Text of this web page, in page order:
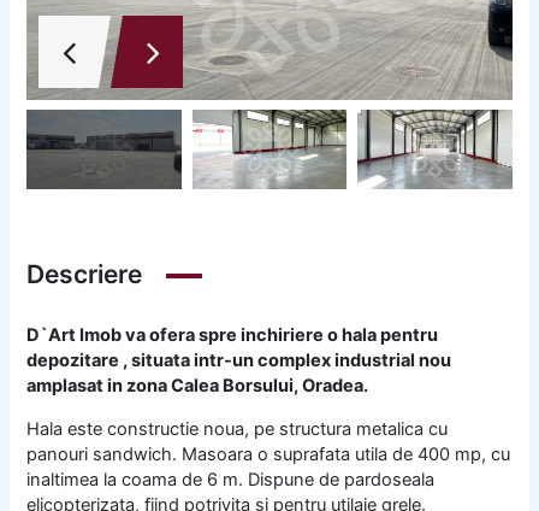
Descriere
D`Art Imob va ofera spre inchiriere o hala pentru
depozitare , situata intr-un complex industrial nou
amplasat in zona Calea Borsului, Oradea.
Hala este constructie noua, pe structura metalica cu
panouri sandwich. Masoara o suprafata utila de 400 mp, cu
inaltimea la coama de 6 m. Dispune de pardoseala
elicopterizata, fiind potrivita si pentru utilaje grele.